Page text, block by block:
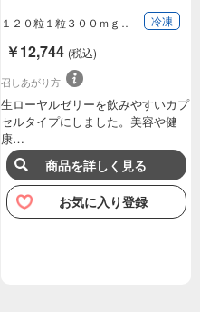
１２０粒１粒３００ｍｇ
冷凍
￥12,744 (税込)
召しあがり方
生ローヤルゼリーを飲みやすいカプ
セルタイプにしました。美容や健
康…
商品を詳しく見る
お気に入り登録